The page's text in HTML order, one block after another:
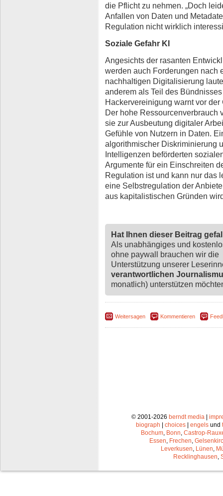
die Pflicht zu nehmen. „Doch
Anfallen von Daten und
Regulation nicht wirklich
Soziale Gefahr KI
Angesichts der rasanten
werden auch Forderungen nach
nachhaltigen Digitalisierung
anderem als Teil des
Hackervereinigung warnt vor
Der hohe Ressourcenverbrauch
sie zur Ausbeutung digitaler
Gefühle von Nutzern in Daten.
algorithmischer Diskriminierung
Intelligenzen beförderten
Argumente für ein Einschreiten
Regulation ist und kann nur das
eine Selbstregulation der
aus kapitalistischen Gründen
Hat Ihnen dieser Beitrag
Als unabhängiges und
ohne paywall brauchen wir die
Unterstützung unserer
verantwortlichen
monatlich) unterstützen
Weitersagen Kommentieren
© 2001-2026 berndt media|
biograph
choices engels und
Bochum, Bonn, Castrop-
Essen, Frechen,
Leverkusen, Lünen,
Recklinghausen,